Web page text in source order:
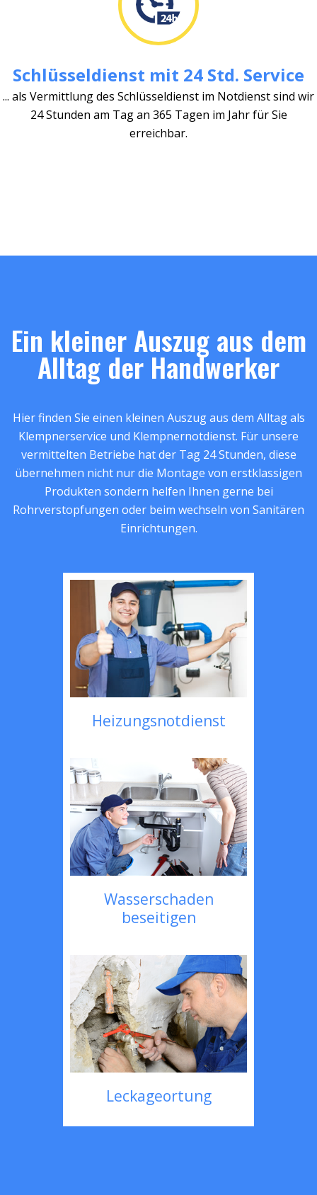
Schlüsseldienst mit 24 Std. Service
... als Vermittlung des Schlüsseldienst im Notdienst sind wir
24 Stunden am Tag an 365 Tagen im Jahr für Sie
erreichbar.
Ein kleiner Auszug aus dem
Alltag der Handwerker
Hier finden Sie einen kleinen Auszug aus dem Alltag als
Klempnerservice und Klempnernotdienst. Für unsere
vermittelten Betriebe hat der Tag 24 Stunden, diese
übernehmen nicht nur die Montage von erstklassigen
Produkten sondern helfen Ihnen gerne bei
Rohrverstopfungen oder beim wechseln von Sanitären
Einrichtungen.
Heizungsnotdienst
Wasserschaden
beseitigen
Leckageortung